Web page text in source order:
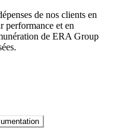
de nos clients en
performance et en
de ERA Group